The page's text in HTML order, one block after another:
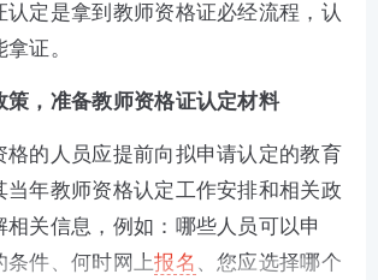
认定是拿到教师资格证必经流程，认
证。
策，准备教师资格证认定材料
格的人员应提前向拟申请认定的教育
当年教师资格认定工作安排和相关政
相关信息，例如：哪些人员可以申
条件、何时网上报名 、您应选择哪个